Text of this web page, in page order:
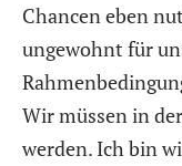
Chancen eben
ungewohnt für
Wir müssen in
werden. Ich bin